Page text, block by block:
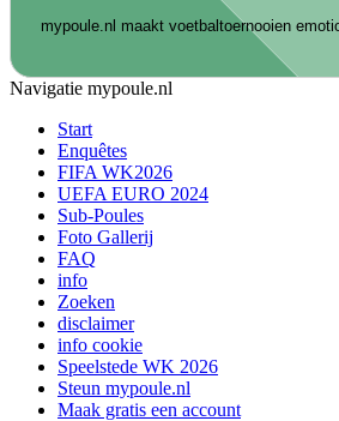
mypoule.nl maakt voetbaltoernooien
Navigatie mypoule.nl
Start
Enquêtes
FIFA WK2026
UEFA EURO 2024
Sub-Poules
Foto Gallerij
FAQ
info
Zoeken
disclaimer
info cookie
Speelstede WK 2026
Steun mypoule.nl
Maak gratis een account